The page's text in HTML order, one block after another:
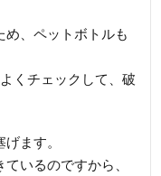
め、ペットボトルも
くチェックして、破
ます。
いるのですから、